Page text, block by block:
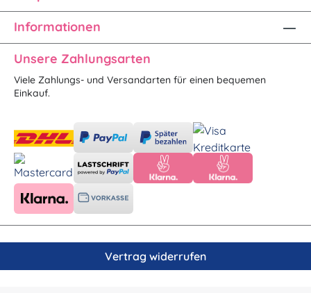
Informationen
Unsere Zahlungsarten
Viele Zahlungs- und Versandarten für einen bequemen
Einkauf.
Vertrag widerrufen